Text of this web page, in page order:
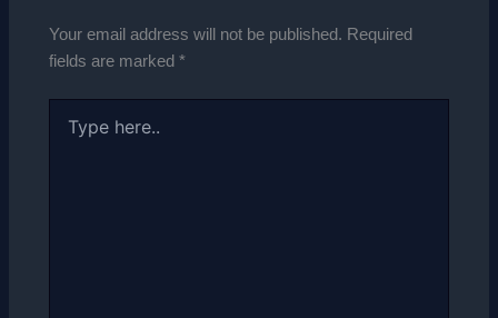
Your email address will not be published. Required
fields are marked*
here..